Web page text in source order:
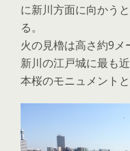
に新川方面に向かう
る。
火の見櫓は高さ約9メ
新川の江戸城に最も
本桜のモニュメント